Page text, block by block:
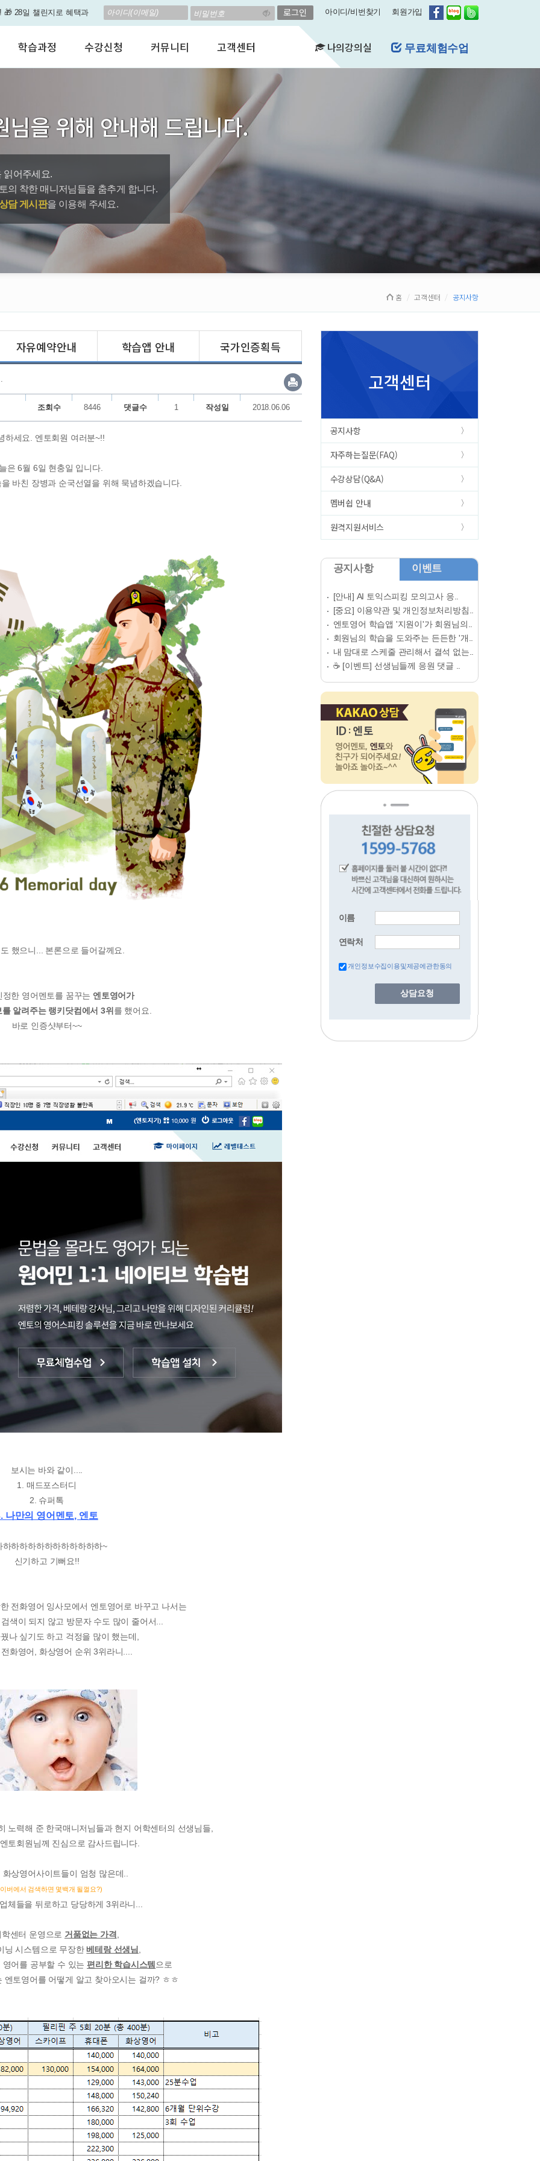
🎁 28일 챌린지로 혜택과
나의 첫 영문 저서 무료,
아이디/비번찾기 회원가입
인터뷰영어
수업교재안내
AI 수강신청
AI뉴스룸
웹진스토리
대박이벤트
퀘스트랭킹 🏆
자주하는질문(FAQ)
수강상담(Q&A)
멤버쉽 안내
원격지원서비스
쿠폰관리
결제내역
학습과정 수강신청 커뮤니티 고객센터 나의강의실 무료체험수업
님을 위해 안내해 드립니다.
읽어주세요.
의 착한 매니저님들을 춤추게 합니다.
담 게시판을 이용해 주세요.
홈 고객센터 공지사항
자유예약안내 학습앱 안내 국가인증획득
조회수 8446 댓글수 1 작성일 2018.06.06
하세요. 엔토회원 여러분~!!
은 6월 6일 현충일 입니다.
바친 장병과 순국선열을 위해 묵념하겠습니다.
했으니... 본론으로 들어갈께요.
정한 영어멘토를 꿈꾸는 엔토영어가
알려주는 랭키닷컴에서 3위를 했어요.
바로 인증샷부터~~
보시는 바와 같이....
1. 매드포스터디
2. 슈퍼톡
나만의 영어멘토, 엔토
하하하하하하하하하하하하~
신기하고 기뻐요!!
전화영어 잉사모에서 엔토영어로 바꾸고 나서는
색이 되지 않고 방문자 수도 많이 줄어서...
나 싶기도 하고 걱정을 많이 했는데,
화영어, 화상영어 순위 3위라니....
노력해 준 한국매니저님들과 현지 어학센터의 선생님들,
토회원님께 진심으로 감사드립니다.
상영어사이트들이 엄청 많은데..
버에서 검색하면 몇백개 될껄요?)
체들을 뒤로하고 당당하게 3위라니...
센터 운영으로 거품없는 가격
닝 시스템으로 무장한베테랑 선생님
영어를 공부할 수 있는편리한 학습시스템으로
엔토영어를 어떻게 알고 찾아오시는 걸까? ㅎㅎ
고객센터
공지사항
자주하는질문(FAQ)
수강상담(Q&A)
멤버쉽 안내
원격지원서비스
공지사항 이벤트
[안내] AI 토익스피킹 모의고사 응..
[중요] 이용약관 및 개인정보처리방침..
엔토영어 학습앱 '지원이'가 회원님의..
회원님의 학습을 도와주는 든든한 '개..
내 맘대로 스케줄 관리해서 결석 없는..
☕ [이벤트] 선생님들께 응원 댓글 ..
이름
연락처
개인정보수집이용및제공에관한동의
상담요청